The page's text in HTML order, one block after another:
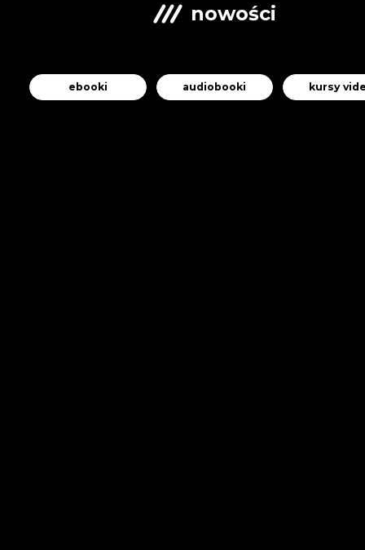
nowości
ebooki audiobooki kursy